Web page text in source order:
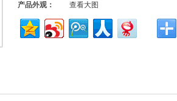
产品外观： 查看大图